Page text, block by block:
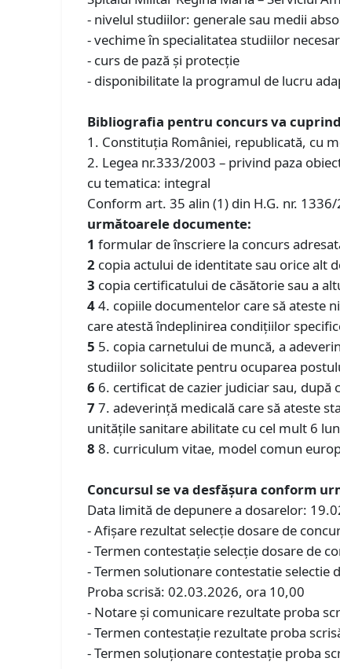
- nivelul studiilor: generale sau medii
- vechime în specialitatea studiilor
- curs de pază și protecție
- disponibilitate la programul de lucru
Bibliografia pentru concurs va
1. Constituţia României, republicată, cu
2. Legea nr.333/2003 – privind paza
cu tematica: integral
Conform art. 35 alin (1) din H.G. nr.
următoarele documente:
1 formular de înscriere la concurs
2 copia actului de identitate sau orice alt
3 copia certificatului de căsătorie sau a
44. copiile documentelor care să ateste
care atestă îndeplinirea condiţiilor
5 5. copia carnetului de muncă, a
studiilor solicitate pentru ocuparea
6 6. certificat de cazier judiciar sau, după
7 7. adeverinţă medicală care să ateste
unităţile sanitare abilitate cu cel mult 6
8 8. curriculum vitae, model comun
Concursul se va desfăşura conform
Data limită de depunere a dosarelor:
- Afişare rezultat selecţie dosare de
- Termen contestaţie selecţie dosare de
- Termen solutionare contestatie selectie
Proba scrisă: 02.03.2026, ora 10,00
- Notare şi comunicare rezultate proba
- Termen contestaţie rezultate proba
- Termen soluţionare contestaţie proba